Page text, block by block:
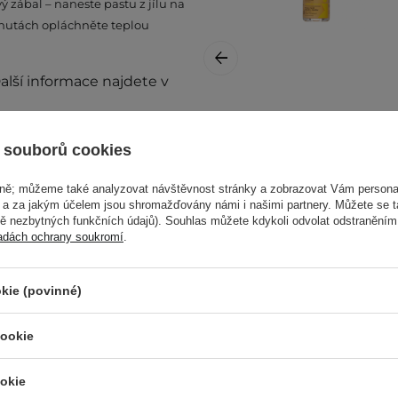
zábal – naneste pastu z jílu na
opláchněte teplou
informace najdete v
přípravek používat.
místě. Kolísání teplot
informace vždy
ml
cookies
můžeme také analyzovat návštěvnost stránky a zobrazovat Vám
za jakým účelem jsou shromažďovány námi i našimi partnery. Můžete se
nezbytných funkčních údajů). Souhlas můžete kdykoli odvolat
ochrany soukromí
(povinné)